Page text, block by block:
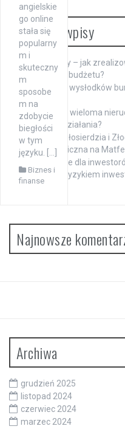
angielskie
go online
stała się
popularny
m i
skuteczny
m
sposobe
m na
zdobycie
biegłości
w tym
języku. […]
Biznes i
finanse
Ostatnie wpisy
Meble na raty – jak
bez obciążania budżetu?
Namaczanie wysłodków
dla hodowców
Zarządzanie wieloma
koordynować działania?
Mistyczka Miłosierdzia i
Duchowa i Magiczna na
Jakie są opcje dla
jak zarządzać ryzykiem
Najnowsze
Archiwa
grudzień 2025
listopad 2024
czerwiec 2024
marzec 2024